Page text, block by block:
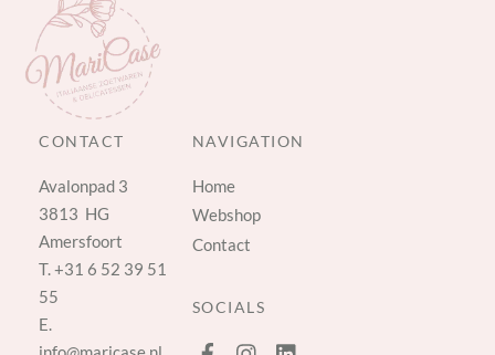
CONTACT
Avalonpad 3
3813 HG
Amersfoort
T.+31 6 52 39 51
55
E.
NAVIGATION
Home
Webshop
Contact
SOCIALS